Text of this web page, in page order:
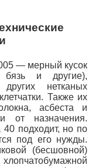
— мерный кусок
бязь и другие),
нетканых
Также их
асбеста и
от назначения.
подходит, но по
под его нужды.
(бесшовной)